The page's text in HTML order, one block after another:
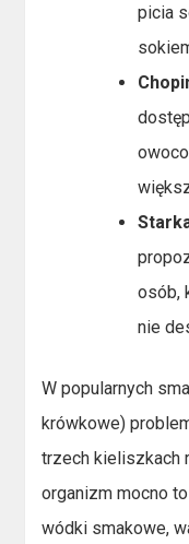
picia
osób,
nie
W popularnych
krówkowe)
trzech kieliszkach
organizm mocno
wódki smakowe,